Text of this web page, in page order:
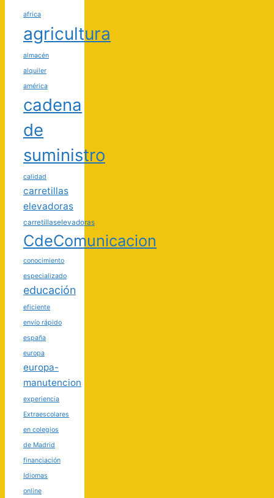
africa
agricultura
almacén
alquiler
américa
cadena
de
suministro
calidad
carretillas
elevadoras
carretillaselevadoras
CdeComunicacion
conocimiento
especializado
educación
eficiente
envío rápido
españa
europa
europa-
manutencion
experiencia
Extraescolares
en colegios
de Madrid
financiación
Idiomas
online